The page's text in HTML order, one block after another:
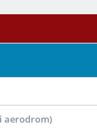
aerodrom)